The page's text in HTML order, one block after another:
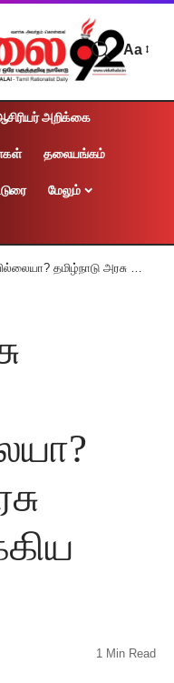
Aa
அறிக்கை
தலையங்கம்
மேலும்
அரசு வெளிட்ட முக்கிய அறிவிப்பு
1 Min Read